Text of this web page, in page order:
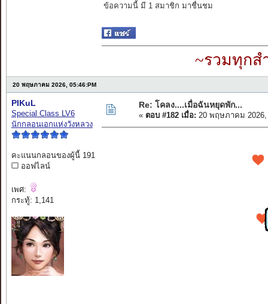
ข้อความนี้ มี 1 สมาชิก มาชื่นชม
~รวมทุกส
20 พฤษภาคม 2026, 05:46:PM
PIKuL
Special Class LV6
นักกลอนเอกแห่งวังหลวง
คะแนนกลอนของผู้นี้ 191
ออฟไลน์
เพศ:
กระทู้: 1,141
Re: โคลง....เมื่อฉันหยุดพัก...
« ตอบ #182 เมื่อ: 20 พฤษภาคม 2026,